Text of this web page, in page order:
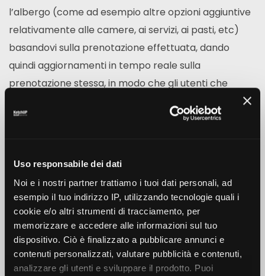
Uso responsabile dei dati
Noi e i nostri partner trattiamo i tuoi dati personali, ad
esempio il tuo indirizzo IP, utilizzando tecnologie quali i
cookie e/o altri strumenti di tracciamento, per
memorizzare e accedere alle informazioni sul tuo
dispositivo. Ciò è finalizzato a pubblicare annunci e
contenuti personalizzati, valutare pubblicità e contenuti,
analizzare gli utenti e sviluppare il prodotto. Puoi
l’albergo (come ad esempio altre opzioni aggiuntive
relativamente alle camere, ai servizi, ai pasti, etc)
basandovi sulla prenotazione effettuata, dando
quindi aggiornamenti in tempo reale sulla
prenotazione stessa, in modo che gli utenti che
vostro sito. E’ possibile inoltre chiedere opinioni agli
vostro servizio e quindi la soddisfazione del cliente.[:]
call to action Mobile